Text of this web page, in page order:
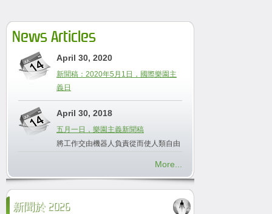
News Articles
April 30, 2020
新聞稿：2020年5月1日，國際樂園主
義日
April 30, 2018
五月一日，樂園主義新聞稿
將工作交由機器人負責從而使人類自由
More...
新聞於 2026